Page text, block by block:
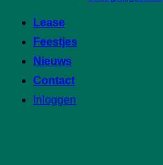
Lease
Feestjes
Nieuws
Contact
Inloggen